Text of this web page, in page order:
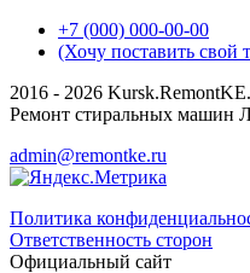
+7 (000) 000-00-00
(Хочу поставить свой
2016 - 2026
Ремонт стиральных машин
admin@remontke.ru
Политика
Ответственность сторон
Официальный сайт